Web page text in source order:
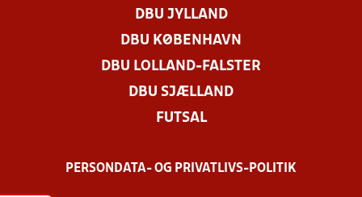
DBU JYLLAND
DBU KØBENHAVN
DBU LOLLAND-FALSTER
DBU SJÆLLAND
FUTSAL
PERSONDATA- OG PRIVATLIVS-POLITIK